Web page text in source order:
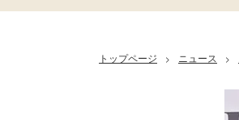
トップページ > ニュース >